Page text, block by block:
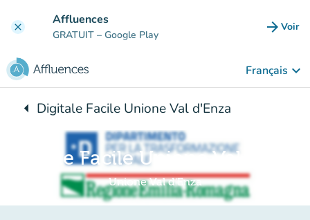
clear Affluences
GRATUIT – Google Play arrow_forward Voir
Français keyboard_arrow_down
arrow_leftRetour à :
Digitale Facile Unione Val d'Enza
Digitale Facile Unione Val d'Enza
Unione Val d'Enza